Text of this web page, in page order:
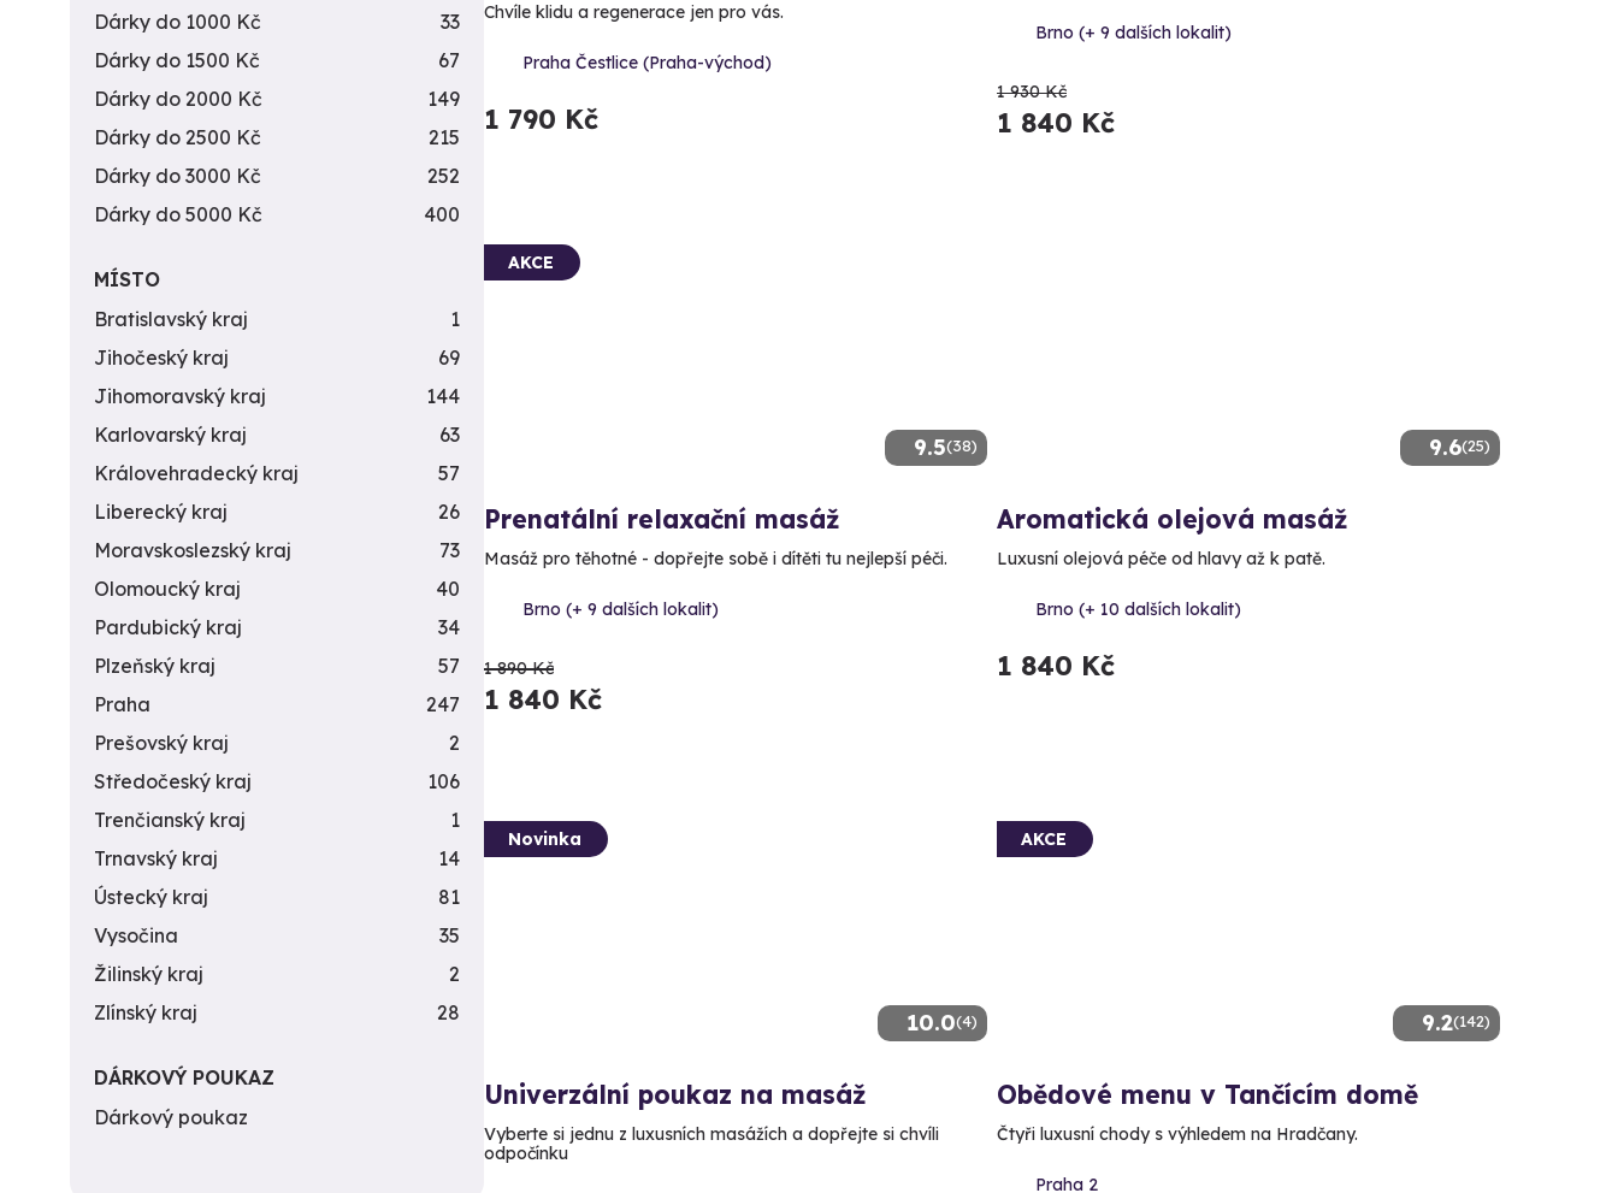
Chvíle klidu a regenerace jen pro vás.
Praha Čestlice (Praha-východ)
1 790 Kč
Brno (+ 9 dalších lokalit)
1 930 Kč
1 840 Kč
9.5(38)
AKCE
Prenatální relaxační masáž
Masáž pro těhotné - dopřejte sobě i dítěti tu nejlepší péči.
Brno (+ 9 dalších lokalit)
1 890 Kč
1 840 Kč
9.6(25)
Aromatická olejová masáž
Luxusní olejová péče od hlavy až k patě.
Brno (+ 10 dalších lokalit)
1 840 Kč
10.0(4)
Novinka
Univerzální poukaz na masáž
Vyberte si jednu z luxusních masážích a dopřejte si chvíli
odpočínku
9.2(142)
AKCE
Obědové menu v Tančícím domě
Čtyři luxusní chody s výhledem na Hradčany.
Praha 2
Dárky do 1000 Kč
33
Dárky do 1500 Kč
67
Dárky do 2000 Kč
149
Dárky do 2500 Kč
215
Dárky do 3000 Kč
252
Dárky do 5000 Kč
400
MÍSTO
Bratislavský kraj
1
Jihočeský kraj
69
Jihomoravský kraj
144
Karlovarský kraj
63
Královehradecký kraj
57
Liberecký kraj
26
Moravskoslezský kraj
73
Olomoucký kraj
40
Pardubický kraj
34
Plzeňský kraj
57
Praha
247
Prešovský kraj
2
Středočeský kraj
106
Trenčianský kraj
1
Trnavský kraj
14
Ústecký kraj
81
Vysočina
35
Žilinský kraj
2
Zlínský kraj
28
DÁRKOVÝ POUKAZ
Dárkový poukaz